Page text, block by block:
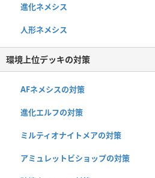
進化ネメシス
人形ネメシス
環境上位デッキの対策
AFネメシスの対策
進化エルフの対策
ミルティオナイトメアの対策
アミュレットビショップの対策